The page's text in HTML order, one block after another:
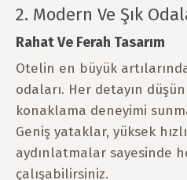
2. Modern Ve Şık
Rahat Ve Ferah Tasarım
Otelin en büyük
odaları. Her detayın
konaklama deneyimi
Geniş yataklar, yüksek
aydınlatmalar sayesinde
çalışabilirsiniz.